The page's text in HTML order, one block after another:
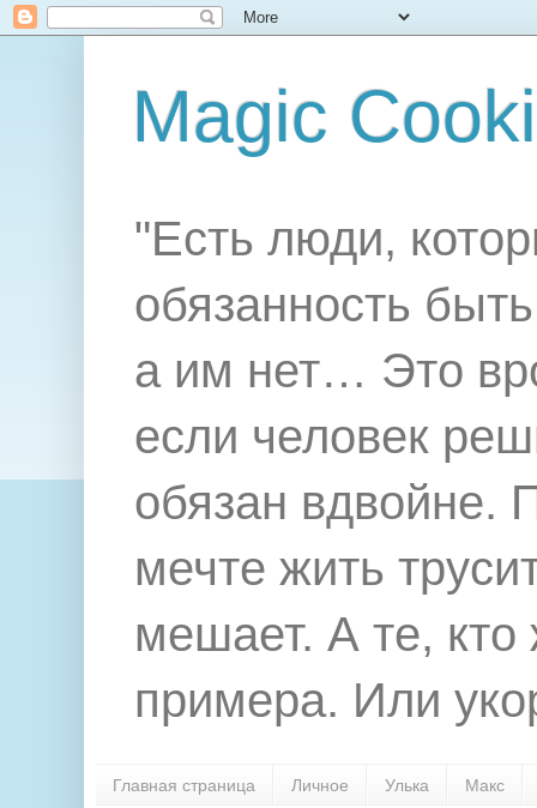
Magic
"Есть люди,
обязанность
а им нет… Это
если человек
обязан вдвойне.
мечте жить
мешает. А те,
примера. Или
Главная страница Личное Улька Макс